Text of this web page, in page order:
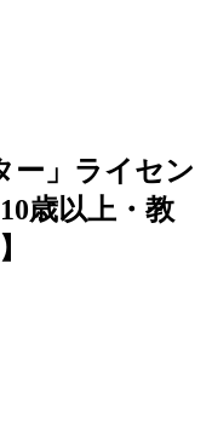
ー」ライセン
歳以上・教